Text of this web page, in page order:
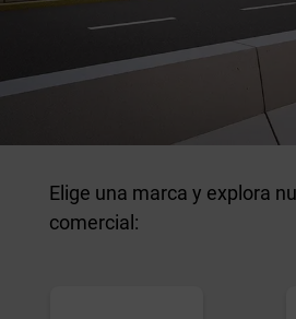
Elige una marca y explora
comercial: